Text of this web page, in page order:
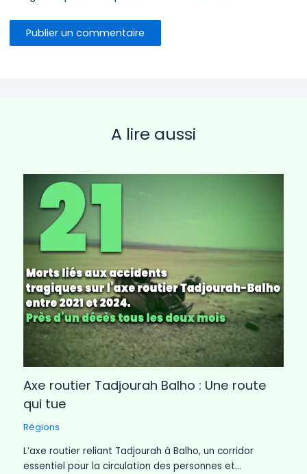
A lire aussi
Axe routier Tadjourah Balho : Une route
qui tue
Régions
L’axe routier reliant Tadjourah à Balho, un corridor
essentiel pour la circulation des personnes et…